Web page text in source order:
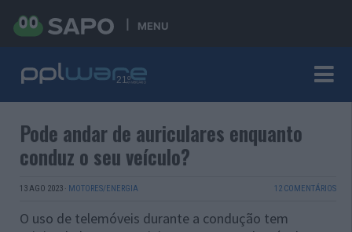
MENU
Pode andar de auriculares enquanto
conduz o seu veículo?
13 AGO 2023 · MOTORES/ENERGIA 12 COMENTÁRIOS
O uso de telemóveis durante a condução tem